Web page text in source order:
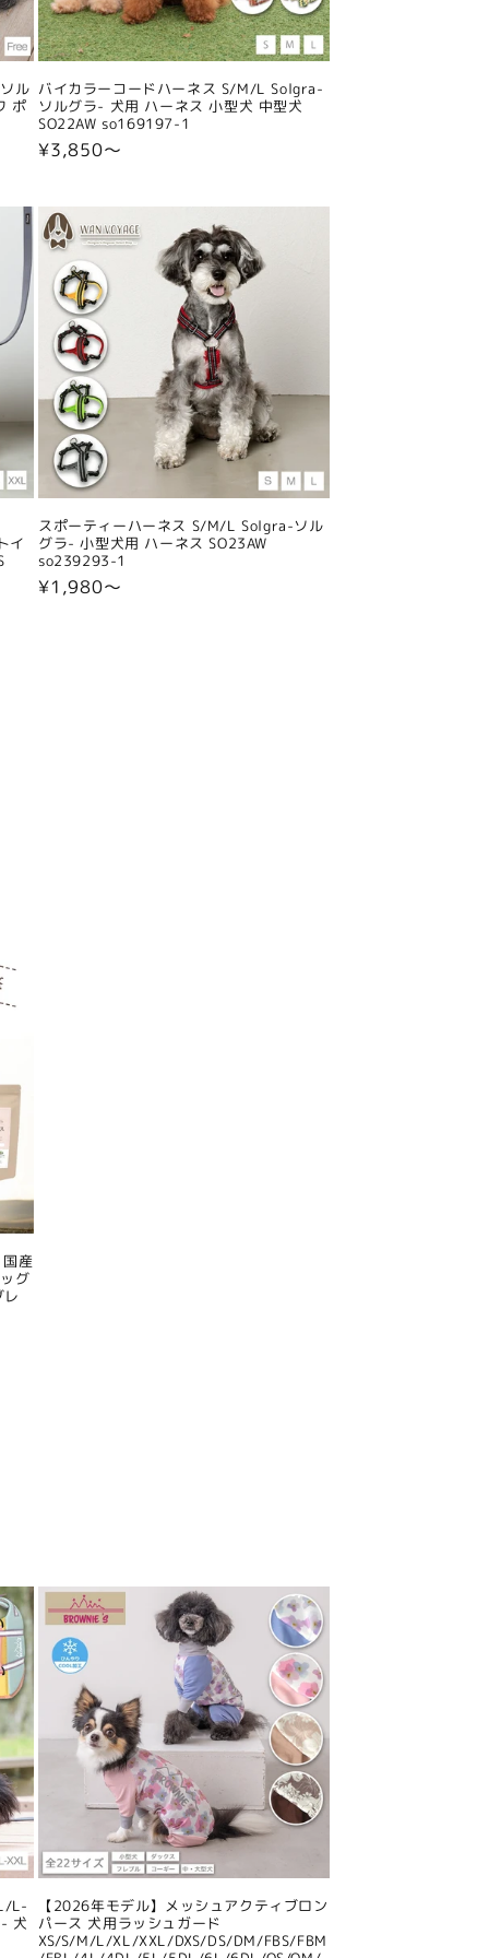
ル
ポ
バイカラーコードハーネス S/M/L Solgra-
ソルグラ- 犬用 ハーネス 小型犬 中型犬
SO22AW so169197-1
通
格
¥3,850〜
イ
スポーティーハーネス S/M/L Solgra-ソル
グラ- 小型犬用 ハーネス SO23AW
so239293-1
通
¥1,980〜
産
グ
L-
犬
【2026年モデル】メッシュアクティブロン
パース 犬用ラッシュガード
XS/S/M/L/XL/XXL/DXS/DS/DM/FBS/FBM